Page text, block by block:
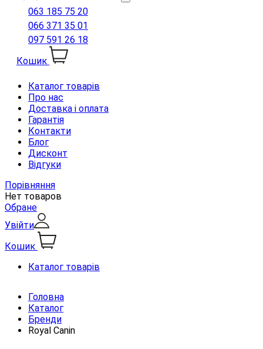
063 185 75 20
066 371 35 01
097 591 26 18
Кошик
Каталог товарів
Про нас
Доставка і оплата
Гарантія
Контакти
Блог
Дисконт
Відгуки
Порівняння
Нет товаров
Обране
Увійти
Кошик
Каталог товарів
Головна
Каталог
Бренди
Royal Canin